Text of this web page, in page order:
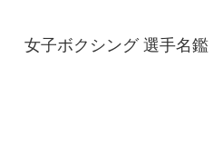
女子ボクシング 選手名